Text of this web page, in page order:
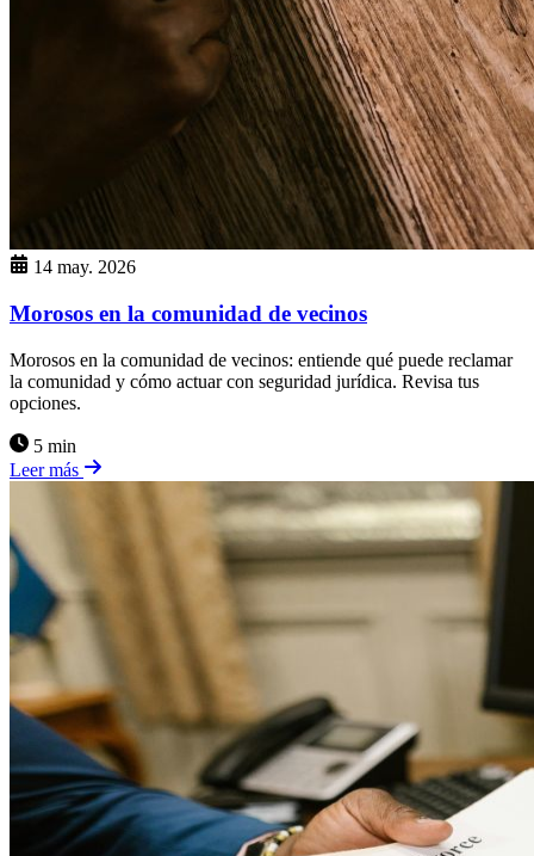
14 may. 2026
Morosos en la comunidad de vecinos
Morosos en la comunidad de vecinos: entiende qué puede reclamar
la comunidad y cómo actuar con seguridad jurídica. Revisa tus
opciones.
5 min
Leer más